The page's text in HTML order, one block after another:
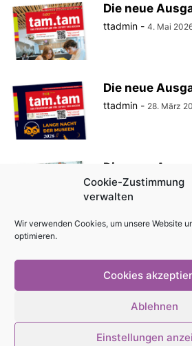
Cookie-Zustimmung
verwalten
Wir verwenden Cookies, um unsere Website
optimieren.
Cookies
Ablehnen
Einstellungen
Die neue
ttadmin - 4. Mai
Die neue
ttadmin - 28. März
Die neue
ttadmin - 27. Februar